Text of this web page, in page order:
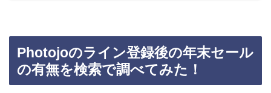
Photojoのライン登録後の年末セール
の有無を検索で調べてみた！